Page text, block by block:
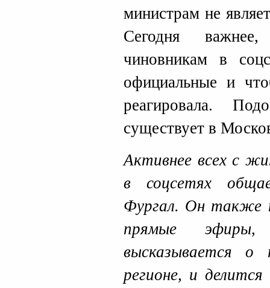
министрам не
Сегодня
чиновникам в
официальные и
реагировала.
существует в
Активнее всех с
в соцсетях
Фургал. Он также
прямые
высказывается
регионе, и